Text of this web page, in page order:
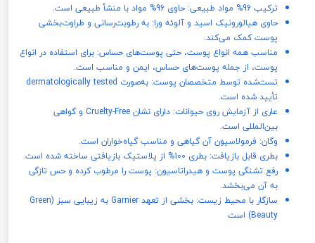
ترکیب 96% مواد طبیعی: حاوی 96% مواد با منشأ طبیعی است.
حاوی هیالورونیک اسید و آلوئه ورا: به رطوبت‌رسانی و طراوت‌بخشی
پوست کمک می‌کند.
مناسب همه انواع پوست، حتی پوست‌های حساس: برای استفاده در انواع
پوست، از جمله پوست‌های حساس، ایمن و مناسب است.
تست‌شده توسط متخصصان پوست: به‌صورت dermatologically tested
تأیید شده است.
عاری از آزمایش روی حیوانات: دارای نشان Cruelty-Free و گواهی
بین‌المللی است.
وگان: فرمولاسیون آن گیاهی و مناسب گیاه‌خواران است.
بطری قابل بازیافت: بطری 100% از پلاستیک بازیافتی ساخته شده است.
رفع تشنگی پوست و هیدراتاسیون: پوست را مرطوب کرده و حس تازگی
به آن می‌بخشد.
سازگار با محیط زیست: بخشی از تعهد Garnier به زیبایی سبز (Green
Beauty) است